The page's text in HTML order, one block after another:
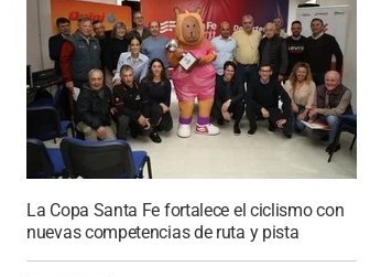
La Copa Santa Fe fortalece el ciclismo con
nuevas competencias de ruta y pista